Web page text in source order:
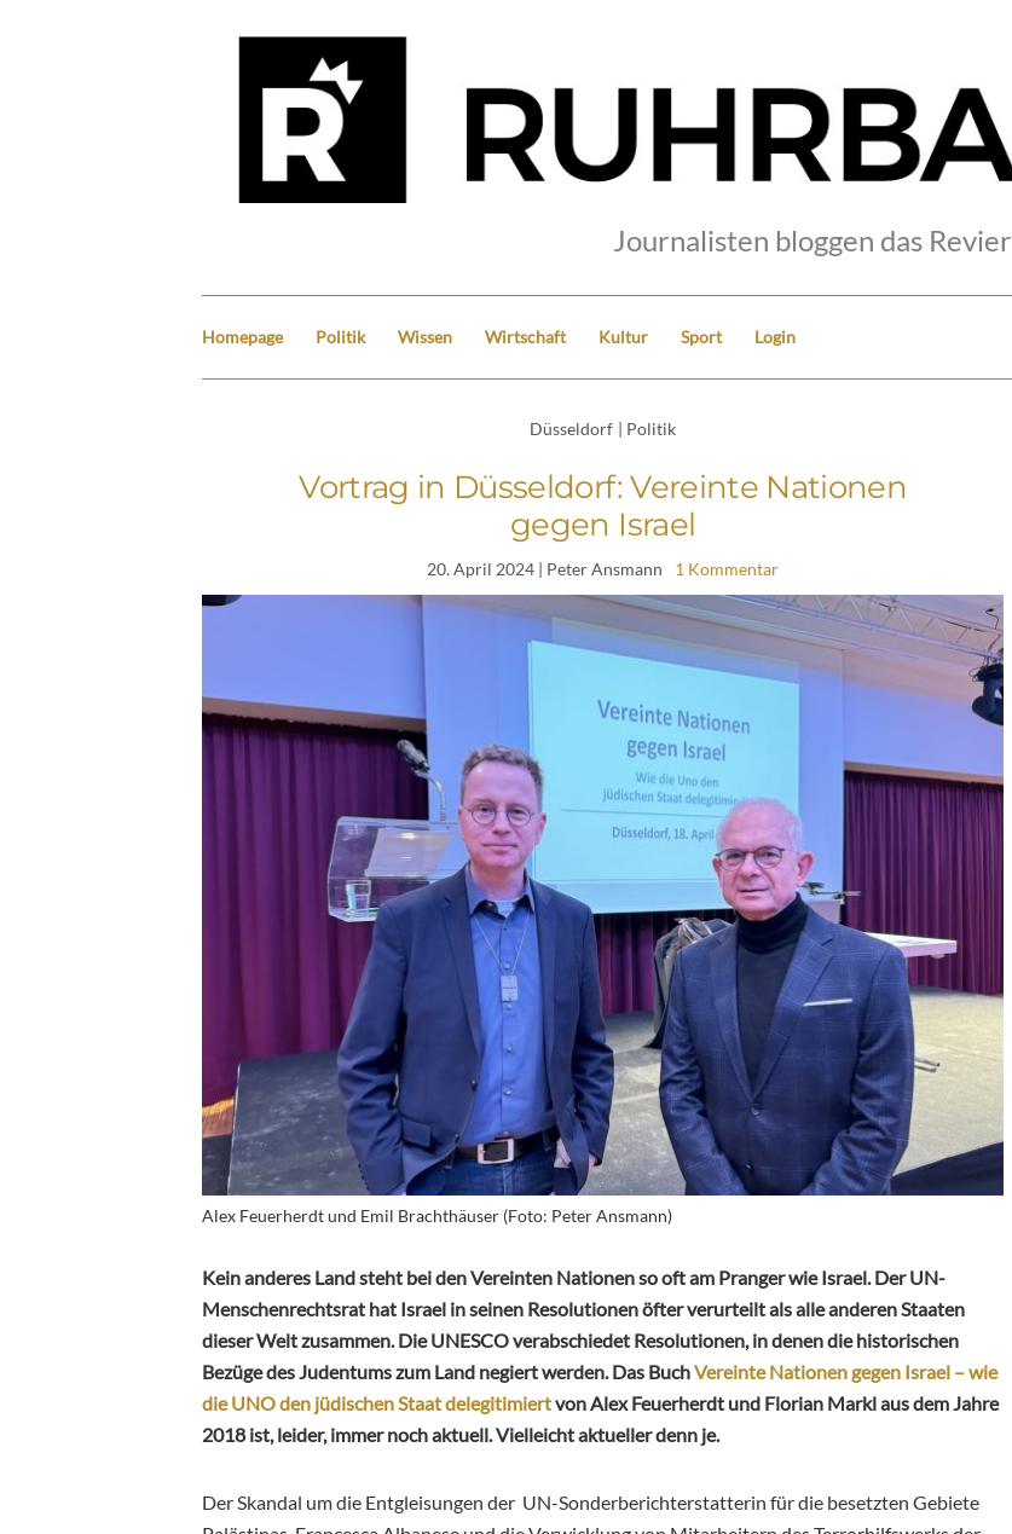
Journalisten bloggen das Revier
Homepage Politik Wissen Wirtschaft Kultur Sport Login
Düsseldorf | Politik
Vortrag in Düsseldorf: Vereinte Nationen
gegen Israel
20. April 2024 | Peter Ansmann 1 Kommentar
Alex Feuerherdt und Emil Brachthäuser (Foto: Peter Ansmann)
Kein anderes Land steht bei den Vereinten Nationen so oft am Pranger wie Israel. Der UN-
Menschenrechtsrat hat Israel in seinen Resolutionen öfter verurteilt als alle anderen Staaten
dieser Welt zusammen. Die UNESCO verabschiedet Resolutionen, in denen die historischen
Bezüge des Judentums zum Land negiert werden. Das BuchVereinte Nationen gegen Israel – wie
die UNO den jüdischen Staat delegitimiertvon Alex Feuerherdt und Florian Markl aus dem Jahre
2018 ist, leider, immer noch aktuell. Vielleicht aktueller denn je.
Der Skandal um die Entgleisungen der UN-Sonderberichterstatterin für die besetzten Gebiete